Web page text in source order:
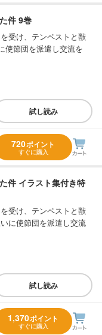
件 9巻
受け、テンペストと獣
使節団を派遣し交流を
試し読み
720ポイント
すぐに購入
件 イラスト集付き特
受け、テンペストと獣
に使節団を派遣し交流
試し読み
1,370ポイント
すぐに購入